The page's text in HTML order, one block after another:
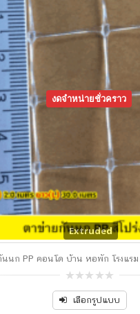
Extruded
งดจำหน่ายชั่วคราว
นนก PP คอนโด บ้าน หอพัก โรงแรม
0
outเลือกรูปแบบ